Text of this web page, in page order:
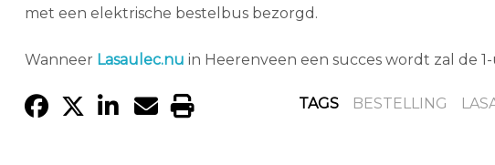
met een elektrische bestelbus bezorgd.
Wanneer Lasaulec.nu in Heerenveen een succes wordt zal de
TAGS BESTELLING